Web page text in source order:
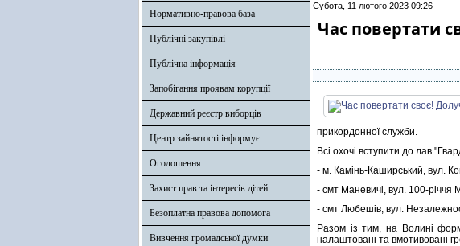
Нормативно-правова база
Публічні закупівлі
Публічна інформація
Запобігання проявам корупції
Державний реєстр виборців
Центр зайнятості інформує
Оголошення
Захист прав та інтересів дітей
Безоплатна правова допомога
Вивчення громадської думки
Субота, 11 лютого 2023 09:26
Час повертати
прикордонної служби.
Всі охочі вступити до лав
- м. Камінь-Каширський, вул.
- смт Маневичі, вул. 100-річчя
- смт Любешів, вул.
Разом із тим, на Волині
налаштовані та вмотивовані